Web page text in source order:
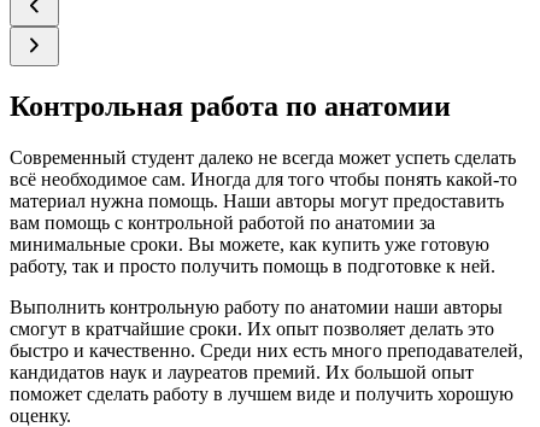
Контрольная работа по анатомии
Современный студент далеко не всегда может успеть сделать
всё необходимое сам. Иногда для того чтобы понять какой-то
материал нужна помощь. Наши авторы могут предоставить
вам помощь с контрольной работой по анатомии за
минимальные сроки. Вы можете, как купить уже готовую
работу, так и просто получить помощь в подготовке к ней.
Выполнить контрольную работу по анатомии наши авторы
смогут в кратчайшие сроки. Их опыт позволяет делать это
быстро и качественно. Среди них есть много преподавателей,
кандидатов наук и лауреатов премий. Их большой опыт
поможет сделать работу в лучшем виде и получить хорошую
оценку.